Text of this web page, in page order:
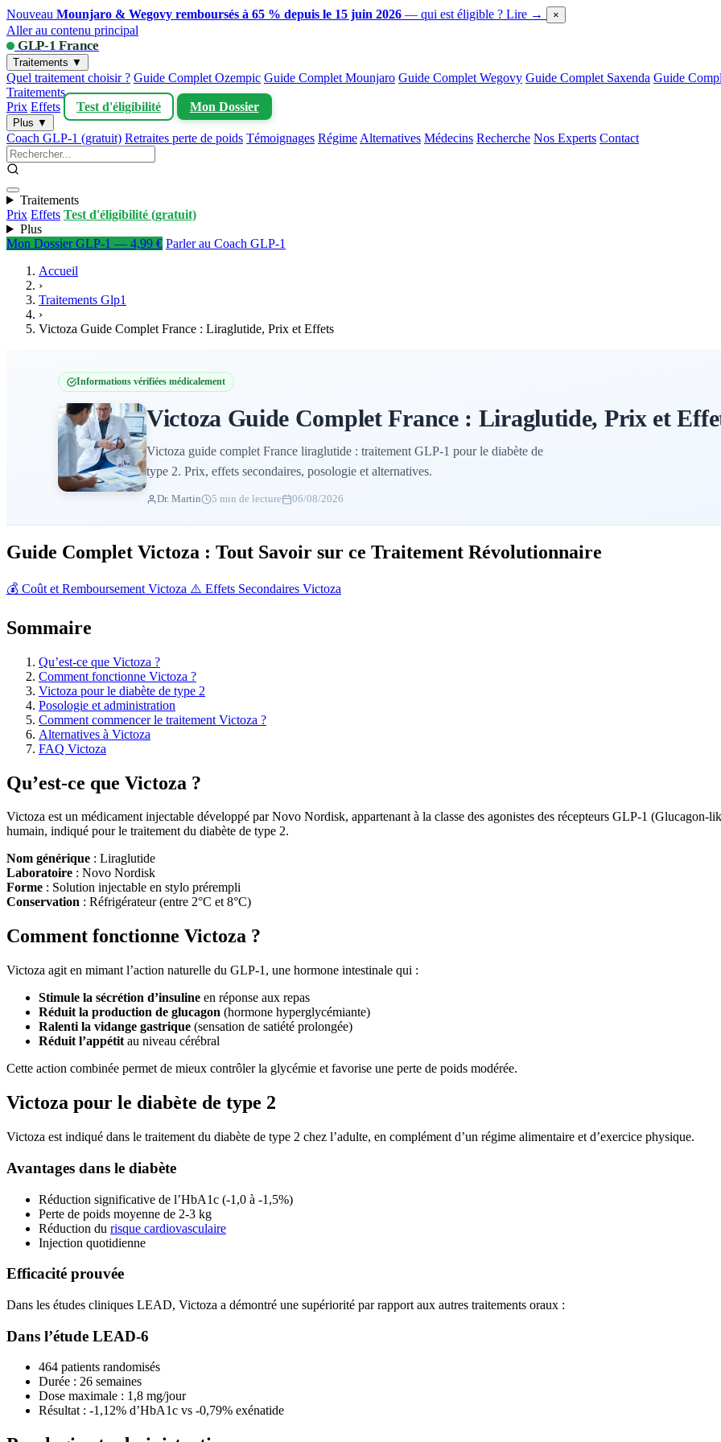
Nouveau Mounjaro & Wegovy remboursés à 65 % depuis le 15 juin 2026 — qui est éligible ? Lire → ×
Aller au contenu principal
GLP-1 France
Traitements ▼
Quel traitement choisir ? Guide Complet Ozempic Guide Complet Mounjaro Guide Complet Wegovy Guide Complet Saxenda Guide
Traitements
Prix Effets Test d'éligibilité Mon Dossier
Plus ▼
Coach GLP-1 (gratuit) Retraites perte de poids Témoignages Régime Alternatives Médecins Recherche Nos Experts Contact
Traitements
Prix Effets Test d'éligibilité (gratuit)
Plus
Mon Dossier GLP-1 — 4,99 € Parler au Coach GLP-1
Accueil
›
Traitements Glp1
›
Victoza Guide Complet France : Liraglutide, Prix et Effets
Informations vérifiées médicalement
Victoza Guide Complet France : Liraglutide, Prix et
Victoza guide complet France liraglutide : traitement GLP-1 pour le diabète de
type 2. Prix, effets secondaires, posologie et alternatives.
Dr. Martin 5 min de lecture 06/08/2026
Guide Complet Victoza : Tout Savoir sur ce Traitement Révolutionnaire
💰 Coût et Remboursement Victoza ⚠️ Effets Secondaires Victoza
Sommaire
Qu’est-ce que Victoza ?
Comment fonctionne Victoza ?
Victoza pour le diabète de type 2
Posologie et administration
Comment commencer le traitement Victoza ?
Alternatives à Victoza
FAQ Victoza
Qu’est-ce que Victoza ?
Victoza est un médicament injectable développé par Novo Nordisk, appartenant à la classe des agonistes des récepteurs GLP-1
humain, indiqué pour le traitement du diabète de type 2.
Nom générique : Liraglutide
Laboratoire : Novo Nordisk
Forme : Solution injectable en stylo prérempli
Conservation : Réfrigérateur (entre 2°C et 8°C)
Comment fonctionne Victoza ?
Victoza agit en mimant l’action naturelle du GLP-1, une hormone intestinale qui :
Stimule la sécrétion d’insuline en réponse aux repas
Réduit la production de glucagon (hormone hyperglycémiante)
Ralenti la vidange gastrique (sensation de satiété prolongée)
Réduit l’appétit au niveau cérébral
Cette action combinée permet de mieux contrôler la glycémie et favorise une perte de poids modérée.
Victoza pour le diabète de type 2
Victoza est indiqué dans le traitement du diabète de type 2 chez l’adulte, en complément d’un régime alimentaire et d’exercice physique.
Avantages dans le diabète
Réduction significative de l’HbA1c (-1,0 à -1,5%)
Perte de poids moyenne de 2-3 kg
Réduction du risque cardiovasculaire
Injection quotidienne
Efficacité prouvée
Dans les études cliniques LEAD, Victoza a démontré une supériorité par rapport aux autres traitements oraux :
Dans l’étude LEAD-6
464 patients randomisés
Durée : 26 semaines
Dose maximale : 1,8 mg/jour
Résultat : -1,12% d’HbA1c vs -0,79% exénatide